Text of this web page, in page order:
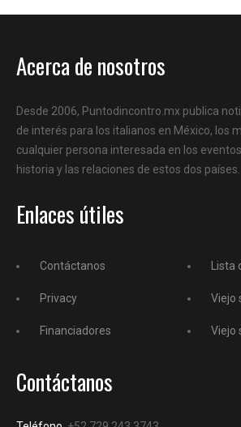
Acerca de nosotros
Desde 2006, Puntodincontro.mx publica
de interés para los italianos en México, los
cualquier persona interesada en los
historia y las relaciones de estos dos países.
Enlaces útiles
Contáctanos
Privacy
Financiadores
Viejo
Viejo
Contáctanos